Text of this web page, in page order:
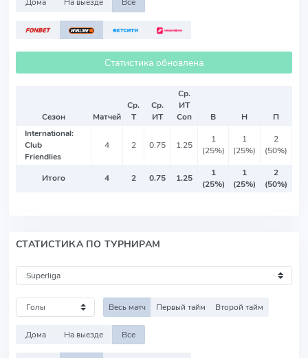
Статистика обновлена
Сезон Матчей
Ср.
Т
Ср.
ИТ
Ср.
ИТ
Соп
В Н
П
International:
Club
Friendlies
4 2 0.75 1.25
1
(25%)
1
(25%)
2
(50%)
Итого 4 2 0.75 1.25
1
(25%)
1
(25%)
2
(50%)
СТАТИСТИКА ПО ТУРНИРАМ
Весь матч Первый тайм Второй тайм
Дома На выезде Все